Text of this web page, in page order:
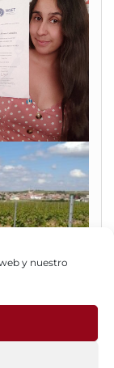
y nuestro